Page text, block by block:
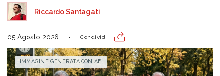
Riccardo Santagati
05 Agosto 2026 Condividi
IMMAGINE GENERATA CON AI